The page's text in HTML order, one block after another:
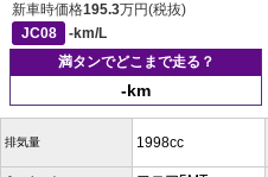
新車時価格195.3万円(税抜)
JC08
-km/L
満タンでどこまで走る？
-km
排気量 1998cc